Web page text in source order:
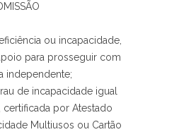
ou incapacidade,
para prosseguir com
independente;
de incapacidade igual
certificada por Atestado
Multiusos ou Cartão